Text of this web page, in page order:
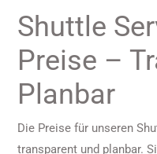
Shuttle
Preise –
Planbar
Die Preise für unseren
transparent und planbar.